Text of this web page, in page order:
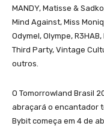
MANDY, Matisse &
Mind Against, Miss
Odymel, Olympe,
Third Party, Vintage
outros.
O Tomorrowland Brasil
abraçará o encantador
Bybit começa em 4 de